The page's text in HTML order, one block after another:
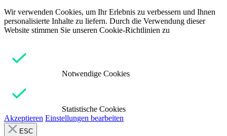
Wir verwenden Cookies, um Ihr Erlebnis zu verbessern und Ihnen
personalisierte Inhalte zu liefern. Durch die Verwendung dieser
Website stimmen Sie unseren Cookie-Richtlinien zu
Notwendige Cookies
Statistische Cookies
Akzeptieren Einstellungen bearbeiten
ESC